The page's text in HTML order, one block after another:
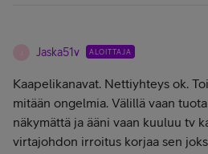
Jaska51v ALOITTAJA
Kaapelikanavat. Nettiyhteys ok.
mitään ongelmia. Välillä vaan
näkymättä ja ääni vaan kuuluu tv
virtajohdon irroitus korjaa sen